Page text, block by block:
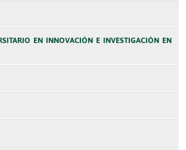
EN INNOVACIÓN E INVESTIGACIÓN EN